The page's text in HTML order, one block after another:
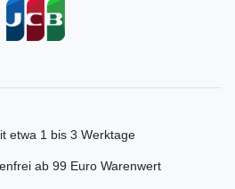
etwa 1 bis 3 Werktage
ab 99 Euro Warenwert